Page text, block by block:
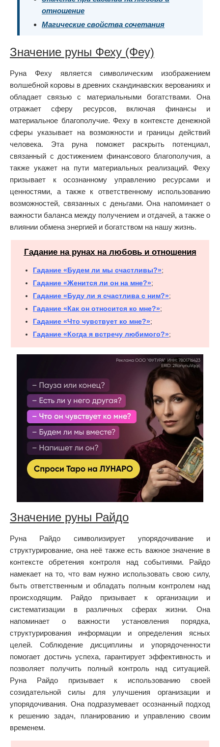
отношение
Магические свойства сочетания
Значение руны Феху (Феу)
Руна Феху является символическим изображением
волшебной коровы в древних скандинавских верованиях и
обладает связью с материальными богатствами. Она
отражает сферу ресурсов, включая финансы и
материальное благополучие. Феху в контексте денежной
сферы указывает на возможности и границы действий
человека. Эта руна поможет раскрыть потенциал,
связанный с достижением финансового благополучия, а
также укажет на пути материальных реализаций. Феху
призывает к осознанному управлению ресурсами и
ценностями, а также к ответственному использованию
возможностей, связанных с деньгами. Она напоминает о
важности баланса между получением и отдачей, а также о
влиянии обмена энергией и богатством на нашу жизнь.
Гадание на рунах на любовь и отношения
Гадание «Будем ли мы счастливы?»;
Гадание «Женится ли он на мне?»;
Гадание «Буду ли я счастлива с ним?»;
Гадание «Как он относится ко мне?»;
Гадание «Что чувствует ко мне?»;
Гадание «Когда я встречу любимого?»;
Значение руны Райдо
Руна Райдо символизирует упорядочивание и
структурирование, она неё также есть важное значение в
контексте обретения контроля над событиями. Райдо
намекает на то, что вам нужно использовать свою силу,
быть ответственным и обладать полным контролем над
происходящим. Райдо призывает к организации и
систематизации в различных сферах жизни. Она
напоминает о важности установления порядка,
структурирования информации и определения ясных
целей. Соблюдение дисциплины и упорядоченности
помогает достичь успеха, гарантирует эффективность и
позволяет получить полный контроль над ситуацией.
Руна Райдо призывает к использованию своей
созидательной силы для улучшения организации и
упорядочивания. Она подразумевает осознанный подход
к решению задач, планированию и управлению своим
временем.